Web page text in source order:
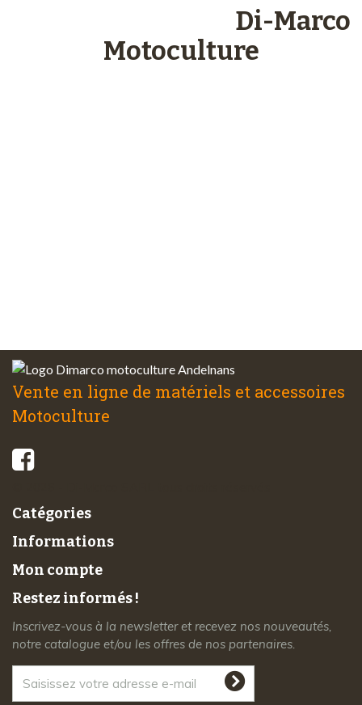
Di-Marco
Motoculture
Vente en ligne de matériels et accessoires
Motoculture
Catégories
Informations
Mon compte
Restez informés !
Inscrivez-vous à la newsletter et recevez nos nouveautés,
notre catalogue et/ou les offres de nos partenaires.